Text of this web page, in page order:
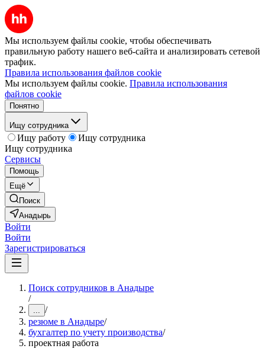
Мы используем файлы cookie, чтобы обеспечивать
правильную работу нашего веб-сайта и анализировать сетевой
трафик.
Правила использования файлов cookie
Мы используем файлы cookie. Правила использования
файлов cookie
Понятно
Ищу сотрудника
Ищу работу
Ищу сотрудника
Ищу сотрудника
Сервисы
Помощь
Ещё
Поиск
Анадырь
Войти
Войти
Зарегистрироваться
Поиск сотрудников в Анадыре
/
... /
резюме в Анадыре/
бухгалтер по учету производства/
проектная работа